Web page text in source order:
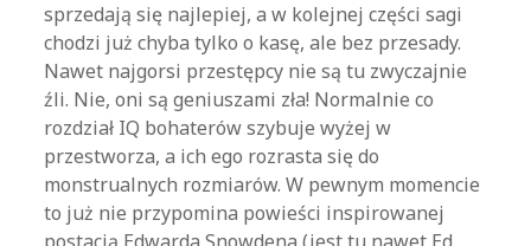
sprzedają się najlepiej, a w kolejnej części sagi
chodzi już chyba tylko o kasę, ale bez przesady.
Nawet najgorsi przestępcy nie są tu zwyczajnie
źli. Nie, oni są geniuszami zła! Normalnie co
rozdział IQ bohaterów szybuje wyżej w
przestworza, a ich ego rozrasta się do
monstrualnych rozmiarów. W pewnym momencie
to już nie przypomina powieści inspirowanej